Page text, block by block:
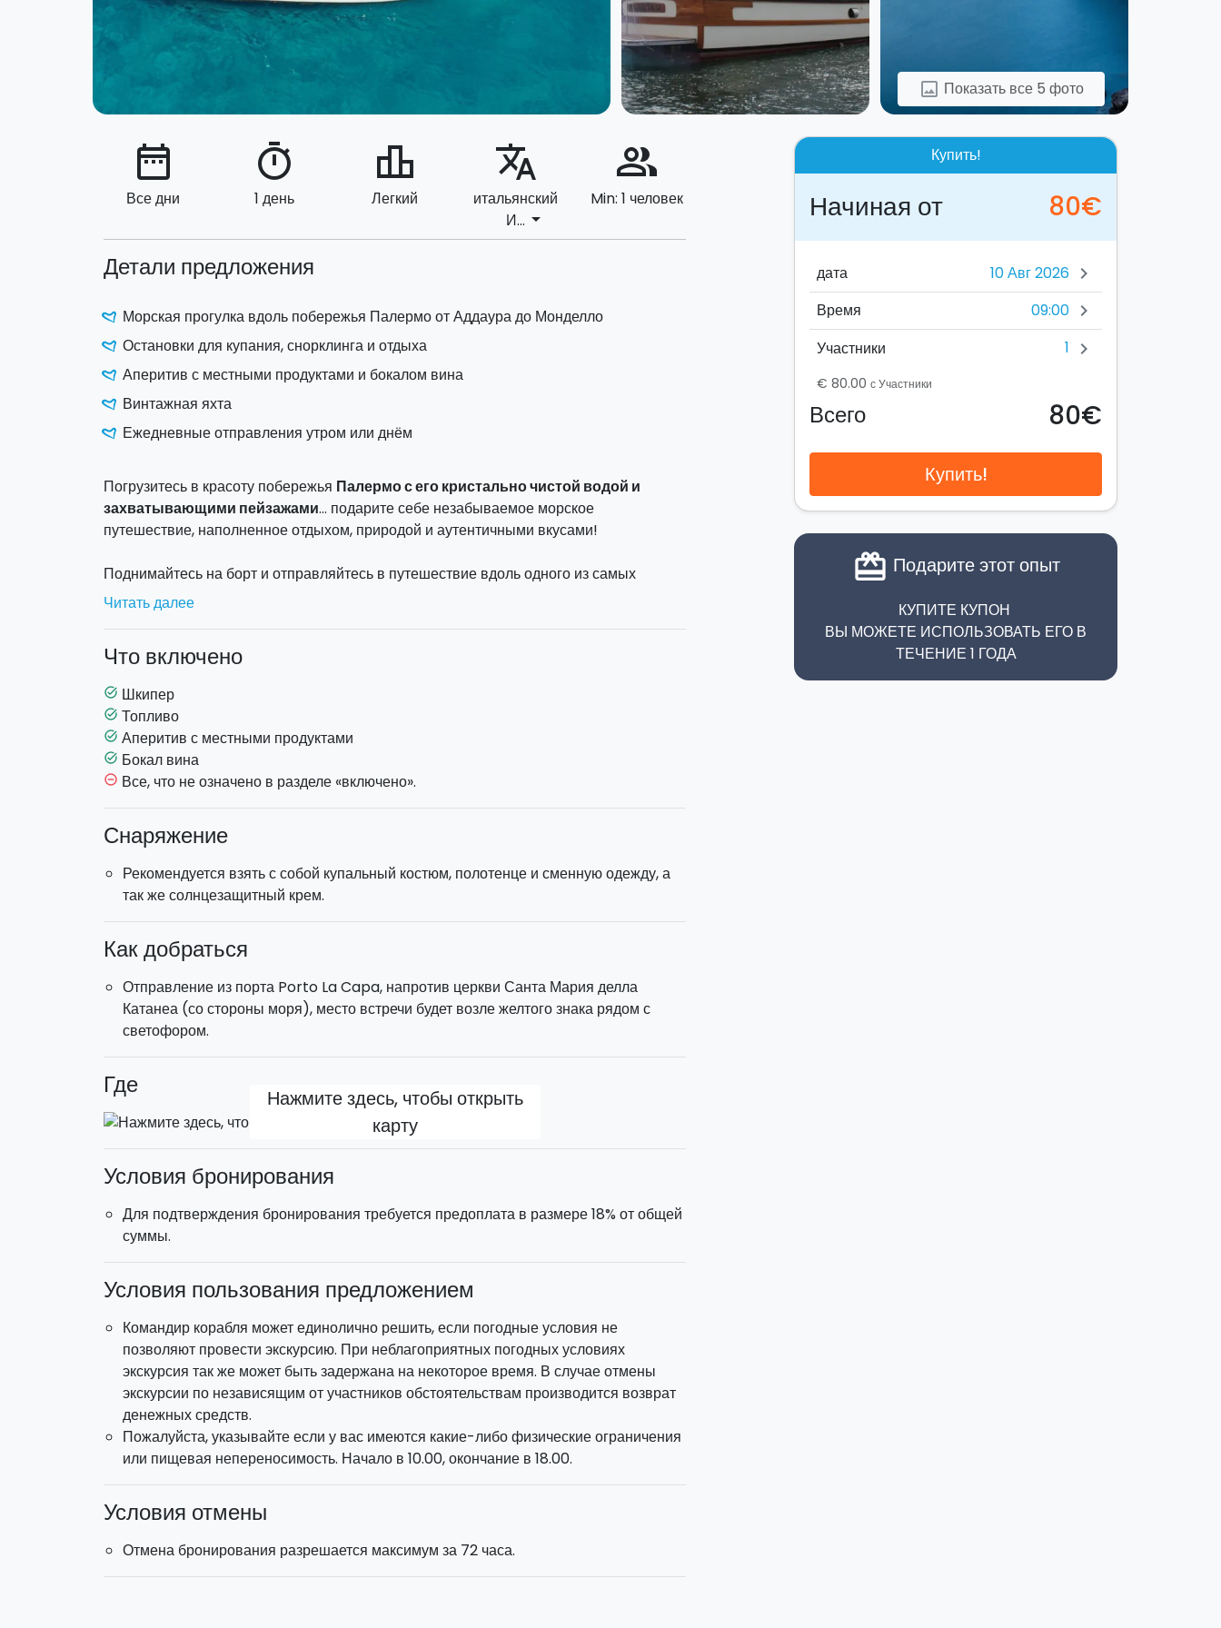
image Показать все 5 фото
date_range
Все дни
timer
1 день
leaderboard
Легкий
translate
итальянский
И... arrow_drop_down
people_alt
Min: 1 человек
Детали предложения
Морская прогулка вдоль побережья Палермо от Аддаура до Монделло
Остановки для купания, снорклинга и отдыха
Аперитив с местными продуктами и бокалом вина
Винтажная яхта
Ежедневные отправления утром или днём
Погрузитесь в красоту побережья Палермо с его кристально чистой водой и
захватывающими пейзажами… подарите себе незабываемое морское
путешествие, наполненное отдыхом, природой и аутентичными вкусами!
Поднимайтесь на борт и отправляйтесь в путешествие вдоль одного из самых
живописных участков Средиземного моря. Вы пройдёте вдоль побережья Аддаура
до великолепного Монделло, через бухту
уникальные виды на такие знаковые места, как Тоннара Флорио и гора Монте
Пеллегрино.
Во время экскурсии шкипер предложит вам аперитив с местными продуктами и
бокалом вина, чтобы сделать ваш опыт ещё более приятным и аутентичным.
Доступны два временных интервала:
Утро: 09:00–13:00
День: 15:00–19:00
СудноСудно: моторная яхта
Читать далее
Что включено
task_alt Шкипер
task_alt Топливо
task_alt Аперитив с местными продуктами
task_alt Бокал вина
remove_circle_outline Все, что не означено в разделе «включено».
Снаряжение
Рекомендуется взять с собой купальный костюм, полотенце и сменную одежду, а
так же солнцезащитный крем.
Как добраться
Отправление из порта Porto La Capa, напротив церкви Санта Мария делла
Катанеа (со стороны моря), место встречи будет возле желтого знака рядом с
светофором.
Где
Нажмите здесь, чтобы открыть
карту
Условия бронирования
Для подтверждения бронирования требуется предоплата в размере 18% от общей
суммы.
Условия пользования предложением
Командир корабля может единолично решить, если погодные условия не
позволяют провести экскурсию. При неблагоприятных погодных условиях
экскурсия так же может быть задержана на некоторое время. В случае отмены
экскурсии по независящим от участников обстоятельствам производится возврат
денежных средств.
Пожалуйста, указывайте если у вас имеются какие-либо физические ограничения
или пищевая непереносимость. Начало в 10.00, окончание в 18.00.
Условия отмены
Отмена бронирования разрешается максимум за 72 часа.
Купить!
Начиная от 80€
дата chevron_right
Время 09:00 chevron_right
Участники 1 chevron_right
€ 80.00 с Участники
Всего 80€
Купить!
card_giftcard Подарите этот опыт
КУПИТЕ КУПОН
ВЫ МОЖЕТЕ ИСПОЛЬЗОВАТЬ ЕГО В
ТЕЧЕНИЕ 1 ГОДА